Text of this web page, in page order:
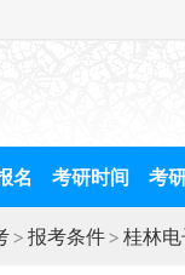
名 考研时间 考
> 报考条件> 桂林